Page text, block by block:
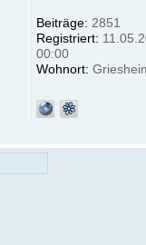
Beiträge: 2851
Registriert:
00:00
Wohnort: